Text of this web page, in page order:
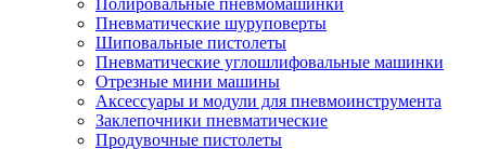
Полировальные пневмомашинки
Пневматические шуруповерты
Шиповальные пистолеты
Пневматические углошлифовальные машинки
Отрезные мини машины
Аксессуары и модули для пневмоинструмента
Заклепочники пневматические
Продувочные пистолеты